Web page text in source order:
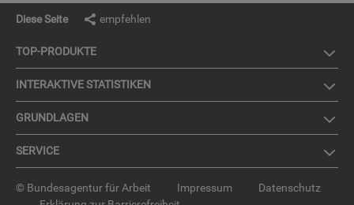
Diese Seite empfehlen
TOP-PRO­DUK­TE
IN­TER­AK­TI­VE STA­TIS­TI­KEN
GRUND­LA­GEN
SER­VICE
© Bundesagentur für Arbeit Impressum
Datenschutz